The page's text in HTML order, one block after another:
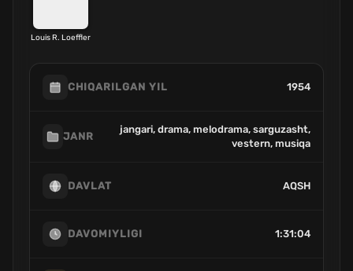
Louis R. Loeffler
CHIQARILGAN YIL 1954
JANR
jangari, drama, melodrama, sarguzasht,
vestern, musiqa
DAVLAT AQSH
DAVOMIYLIGI 1:31:04